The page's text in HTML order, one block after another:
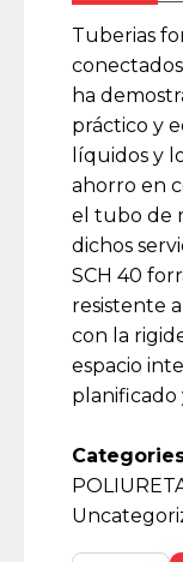
Tuberias
ha
práctico y
líquidos y
ahorro en
el tubo de
dichos
SCH 40
resistente
con la
espacio